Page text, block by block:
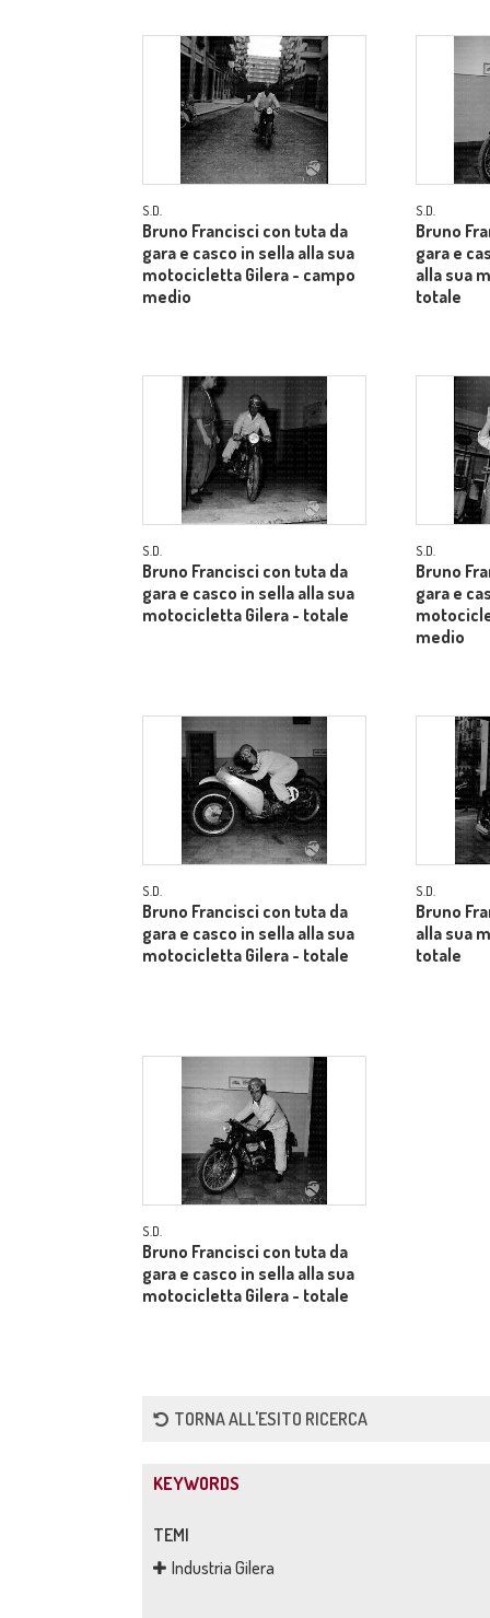
S.D.
Bruno Francisci con tuta da
gara e casco in sella alla sua
motocicletta Gilera - campo
medio
S.D.
Bruno
gara e
alla sua
totale
S.D.
Bruno Francisci con tuta da
gara e casco in sella alla sua
motocicletta Gilera - totale
S.D.
Bruno
gara e
medio
S.D.
Bruno Francisci con tuta da
gara e casco in sella alla sua
motocicletta Gilera - totale
S.D.
Bruno
alla sua
totale
S.D.
Bruno Francisci con tuta da
gara e casco in sella alla sua
motocicletta Gilera - totale
TORNA ALL'ESITO RICERCA
KEYWORDS
TEMI
Industria Gilera